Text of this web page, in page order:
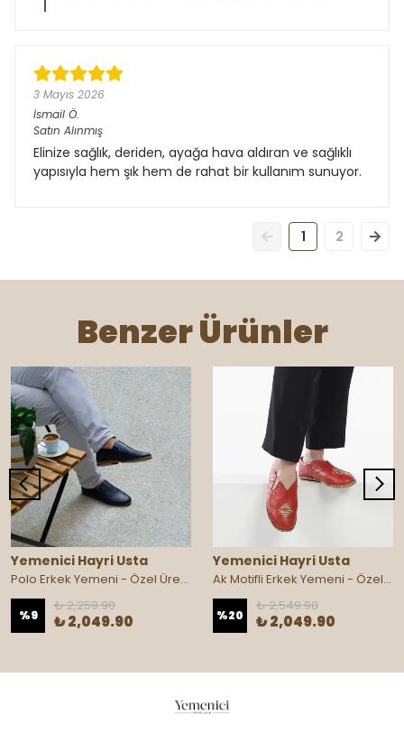
3 Mayıs 2026
İsmail Ö.
Satın Alınmış
Elinize sağlık, deriden, ayağa hava aldıran ve sağlıklı
yapısıyla hem şık hem de rahat bir kullanım sunuyor.
1 2
Benzer Ürünler
Yemenici Hayri Usta
Polo Erkek Yemeni - Özel Üretim
%9
₺ 2,259.90
₺ 2,049.90
Yemenici Hayri Usta
Ak Motifli Erkek Yemeni - Özel Üretim
%20
₺ 2,549.90
₺ 2,049.90